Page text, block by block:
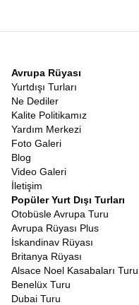
Avrupa Rüyası
Yurtdışı Turları
Ne Dediler
Kalite Politikamız
Yardım Merkezi
Foto Galeri
Blog
Video Galeri
İletişim
Popüler Yurt Dışı Turları
Otobüsle Avrupa Turu
Avrupa Rüyası Plus
İskandinav Rüyası
Britanya Rüyası
Alsace Noel Kasabaları Turu
Benelüx Turu
Dubai Turu